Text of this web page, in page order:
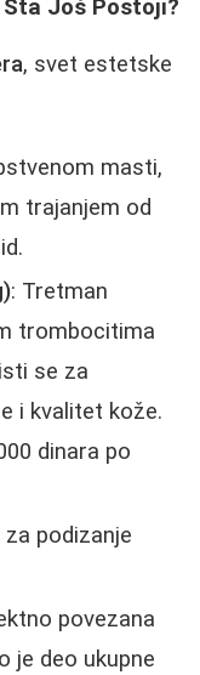
Još Postoji?
, svet estetske
masti,
trajanjem od
: Tretman
trombocitima
se za
i kvalitet kože.
dinara po
podizanje
povezana
je deo ukupne